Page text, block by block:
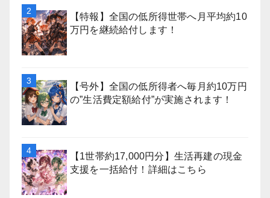
【特報】全国の低所得世帯へ月平均約10
万円を継続給付します！
【号外】全国の低所得者へ毎月約10万円
の”生活費定額給付”が実施されます！
【1世帯約17,000円分】生活再建の現金
支援を一括給付！詳細はこちら